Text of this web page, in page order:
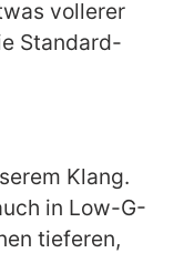
vollerer
Standard-
Klang.
in Low-G-
tieferen,